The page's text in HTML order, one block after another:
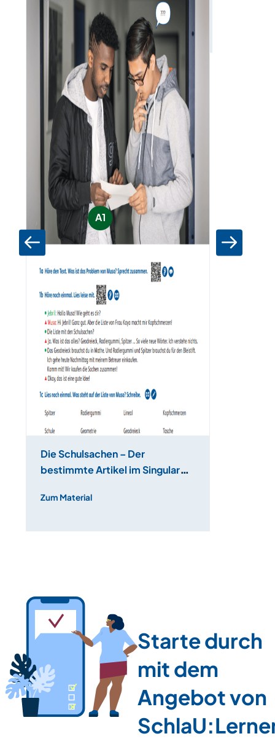
A1
Die Schulsachen – Der
bestimmte Artikel im Singular
Zum Material
Starte durch
mit dem
Angebot von